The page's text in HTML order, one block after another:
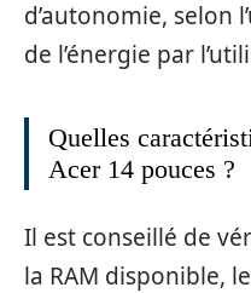
d’autonomie, selon
de l’énergie par
Quelles
Acer 14 pouces ?
Il est conseillé de
la RAM disponible,